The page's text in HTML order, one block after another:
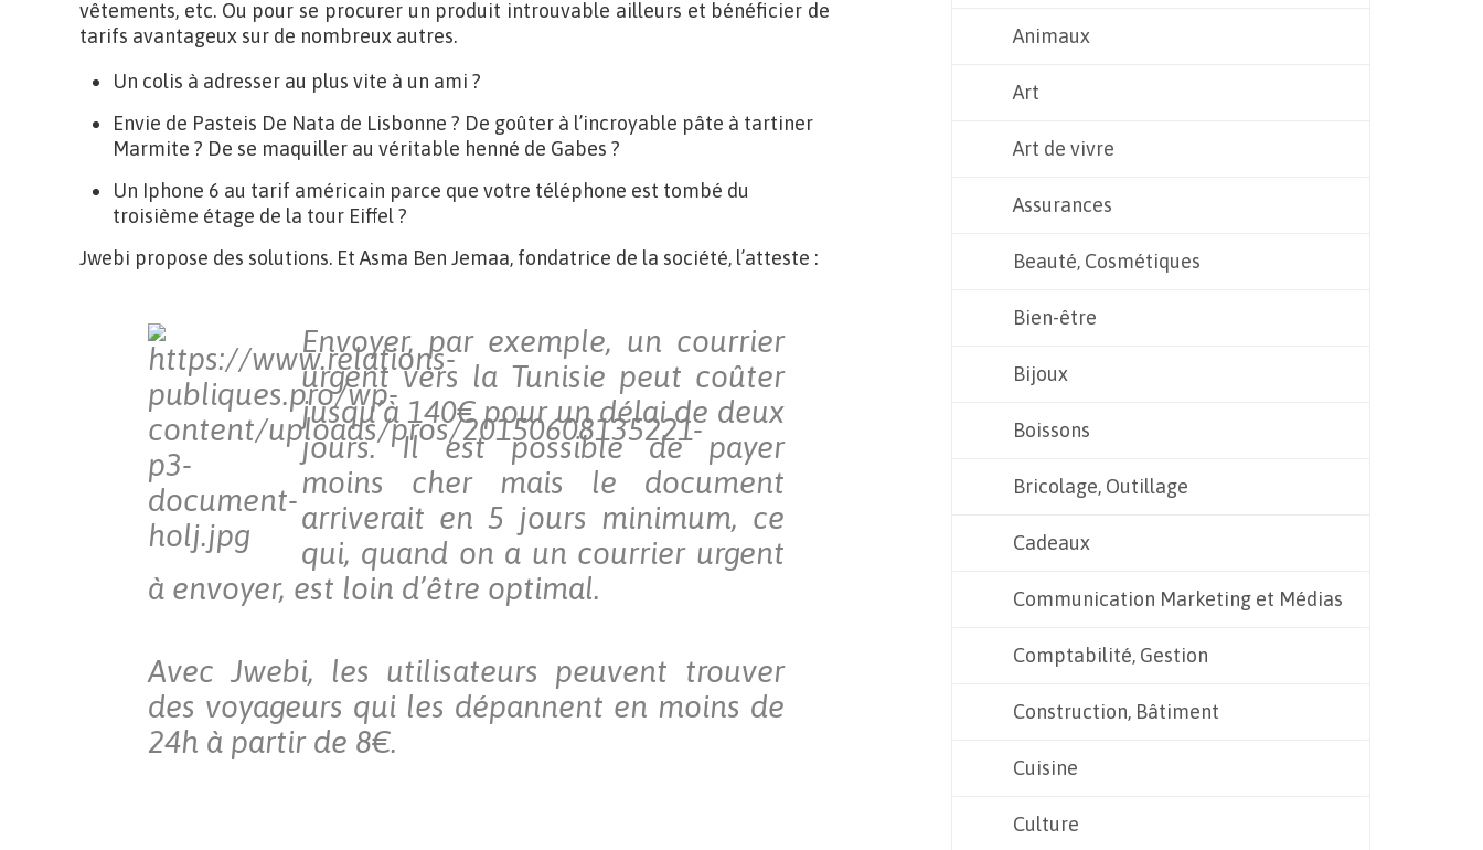
vêtements, etc. Ou pour se procurer un produit introuvable ailleurs et bénéficier de
tarifs avantageux sur de nombreux autres.
Un colis à adresser au plus vite à un ami ?
Envie de Pasteis De Nata de Lisbonne ? De goûter à l’incroyable pâte à tartiner
Marmite ? De se maquiller au véritable henné de Gabes ?
Un Iphone 6 au tarif américain parce que votre téléphone est tombé du
troisième étage de la tour Eiffel ?
Jwebi propose des solutions. Et Asma Ben Jemaa, fondatrice de la société, l’atteste :
Envoyer, par exemple, un courrier
urgent vers la Tunisie peut coûter
jusqu’à 140€ pour un délai de deux
jours. Il est possible de payer
moins cher mais le document
arriverait en 5 jours minimum, ce
qui, quand on a un courrier urgent
à envoyer, est loin d’être optimal.
Avec Jwebi, les utilisateurs peuvent trouver
des voyageurs qui les dépannent en moins de
24h à partir de 8€.
Animaux
Art
Art de vivre
Assurances
Beauté, Cosmétiques
Bien-être
Bijoux
Boissons
Bricolage, Outillage
Cadeaux
Communication Marketing et Médias
Comptabilité, Gestion
Construction, Bâtiment
Cuisine
Culture